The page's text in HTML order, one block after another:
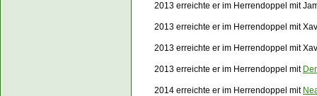
2013 erreichte er im Herrendoppel mit
2013 erreichte er im Herrendoppel mit
2013 erreichte er im Herrendoppel mit
2013 erreichte er im Herrendoppel mit
2014 erreichte er im Herrendoppel mit